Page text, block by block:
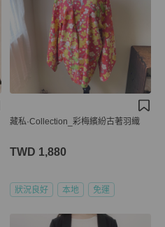
藏私·Collection_彩梅繽紛古著羽織
TWD 1,880
狀況良好 本地 免運